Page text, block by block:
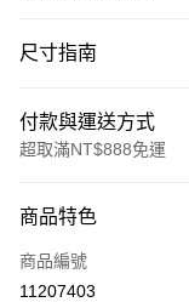
尺寸指南
付款與運送方式
超取滿NT$888免運
信用卡一次付款
超商取貨付款
商品特色
商品編號
11207403